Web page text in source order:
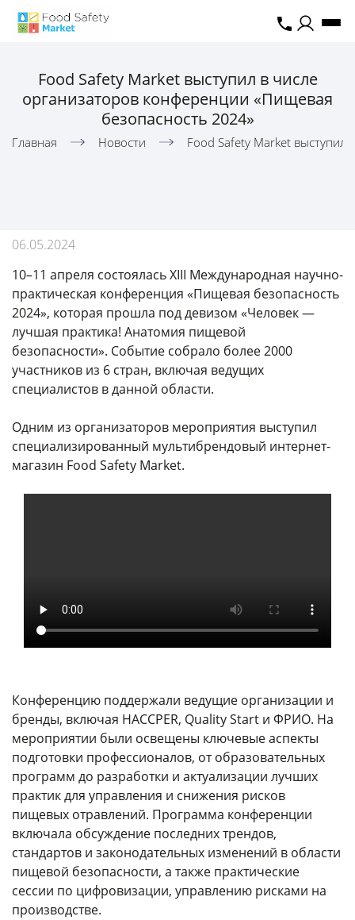
Food Safety Market выступил в числе
организаторов конференции «Пищевая
безопасность 2024»
Главная Новости Food Safety Market выступил
06.05.2024
10–11 апреля состоялась XIII Международная научно-
практическая конференция «Пищевая безопасность
2024», которая прошла под девизом «Человек —
лучшая практика! Анатомия пищевой
безопасности». Событие собрало более 2000
участников из 6 стран, включая ведущих
специалистов в данной области.
Одним из организаторов мероприятия выступил
специализированный мультибрендовый интернет-
магазин Food Safety Market.
Конференцию поддержали ведущие организации и
бренды, включая HACCPER, Quality Start и ФРИО. На
мероприятии были освещены ключевые аспекты
подготовки профессионалов, от образовательных
программ до разработки и актуализации лучших
практик для управления и снижения рисков
пищевых отравлений. Программа конференции
включала обсуждение последних трендов,
стандартов и законодательных изменений в области
пищевой безопасности, а также практические
сессии по цифровизации, управлению рисками на
производстве.